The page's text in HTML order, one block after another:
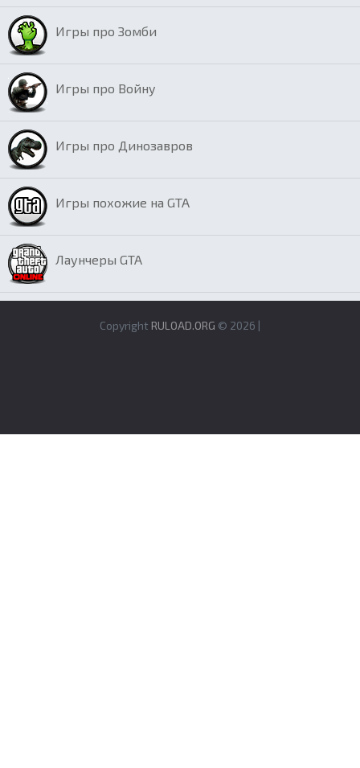
Игры про Зомби
Игры про Войну
Игры про Динозавров
Игры похожие на GTA
Лаунчеры GTA
Copyright RULOAD.ORG © 2026 |